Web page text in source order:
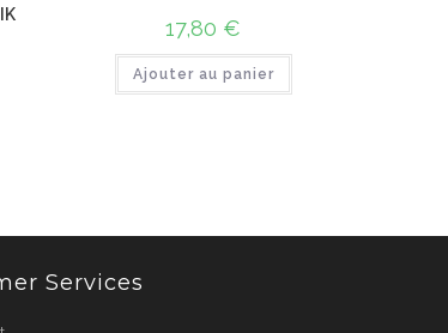
17,80 €
Ajouter au panier
Services